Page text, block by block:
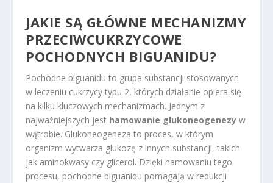
JAKIE SĄ GŁÓWNE MECHANIZMY
PRZECIWCUKRZYCOWE
POCHODNYCH BIGUANIDU?
Pochodne biguanidu to grupa substancji stosowanych
w leczeniu cukrzycy typu 2, których działanie opiera się
na kilku kluczowych mechanizmach. Jednym z
najważniejszych jest hamowanie glukoneogenezy w
wątrobie. Glukoneogeneza to proces, w którym
organizm wytwarza glukozę z innych substancji, takich
jak aminokwasy czy glicerol. Dzięki hamowaniu tego
procesu, pochodne biguanidu pomagają w redukcji